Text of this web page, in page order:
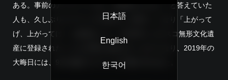
ある。事前のアンケートでは「玄関先だけなら」と答えていた
人も、久しぶりにナマハゲが訪れたら懐かしくなり「上がって
げ、上がってげ」と歓迎をした。2018年にユネスコ無形文化遺
産に登録されたことも行事を見直すきっかけとなり、2019年の
大晦日には、92の地区でナマハゲ行事が行われた。
日本語
English
한국어